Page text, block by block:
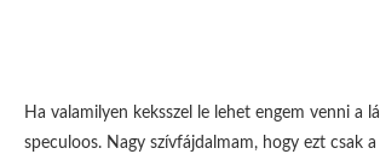
Ha valamilyen keksszel le lehet engem venni a
speculoos. Nagy szívfájdalmam, hogy ezt csak